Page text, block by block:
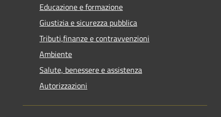
Educazione e formazione
Giustizia e sicurezza pubblica
Tributi,finanze e contravvenzioni
Ambiente
Salute, benessere e assistenza
Autorizzazioni